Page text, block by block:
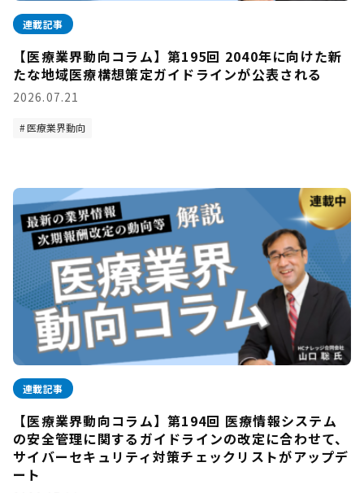
連載記事
【医療業界動向コラム】第195回 2040年に向けた新
たな地域医療構想策定ガイドラインが公表される
2026.07.21
医療業界動向
連載記事
【医療業界動向コラム】第194回 医療情報システム
の安全管理に関するガイドラインの改定に合わせて、
サイバーセキュリティ対策チェックリストがアップデ
ート